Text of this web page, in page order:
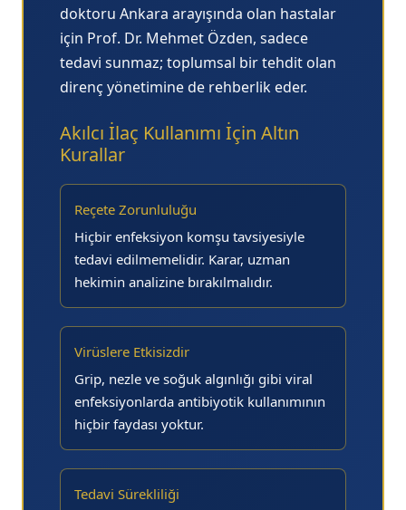
doktoru Ankara arayışında olan hastalar
için Prof. Dr. Mehmet Özden, sadece
tedavi sunmaz; toplumsal bir tehdit olan
direnç yönetimine de rehberlik eder.
Akılcı İlaç Kullanımı İçin Altın
Kurallar
Reçete Zorunluluğu
Hiçbir enfeksiyon komşu tavsiyesiyle
tedavi edilmemelidir. Karar, uzman
hekimin analizine bırakılmalıdır.
Virüslere Etkisizdir
Grip, nezle ve soğuk algınlığı gibi viral
enfeksiyonlarda antibiyotik kullanımının
hiçbir faydası yoktur.
Tedavi Sürekliliği